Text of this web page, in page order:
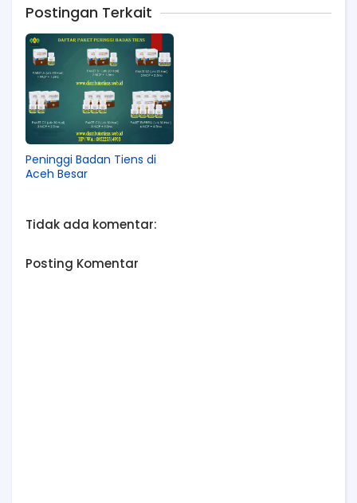
Postingan Terkait
Peninggi Badan Tiens di
Aceh Besar
Tidak ada komentar:
Posting Komentar